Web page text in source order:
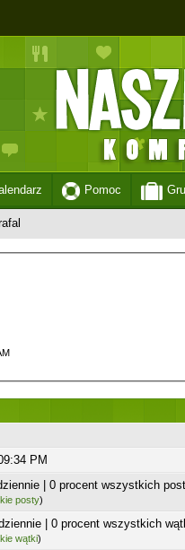
Pomoc
PM
| 0 procent wszystkich
posty)
| 0 procent wszystkich
wątki)